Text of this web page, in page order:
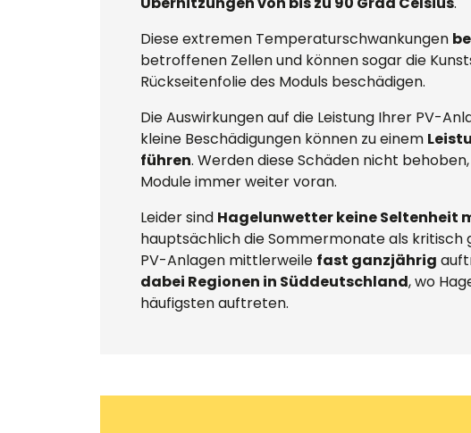
Diese extremen Temperaturschwankungen
betroffenen Zellen und können sogar die
Rückseitenfolie des Moduls beschädigen.
Die Auswirkungen auf die Leistung Ihrer PV-
kleine Beschädigungen können zu einem
führen. Werden diese Schäden nicht
Module immer weiter voran.
Leider sind Hagelunwetter keine Seltenheit
hauptsächlich die Sommermonate als kritisch
PV-Anlagen mittlerweile fast ganzjährig
dabei Regionen in Süddeutschland, wo
häufigsten auftreten.